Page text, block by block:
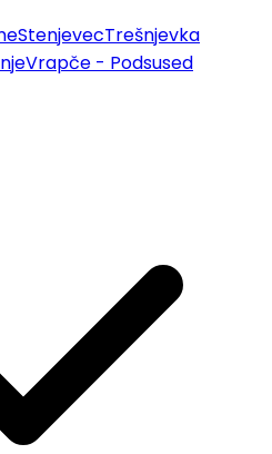
StenjevecTrešnjevka
Vrapče - Podsused